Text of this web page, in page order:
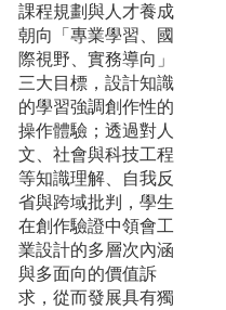
課程規劃與人才養成
朝向「專業學習、國
際視野、實務導向」
三大目標，設計知識
的學習強調創作性的
操作體驗；透過對人
文、社會與科技工程
等知識理解、自我反
省與跨域批判，學生
在創作驗證中領會工
業設計的多層次內涵
與多面向的價值訴
求，從而發展具有獨